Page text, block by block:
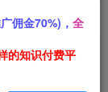
短视频营销
佣金70%)， 全
的知识付费平